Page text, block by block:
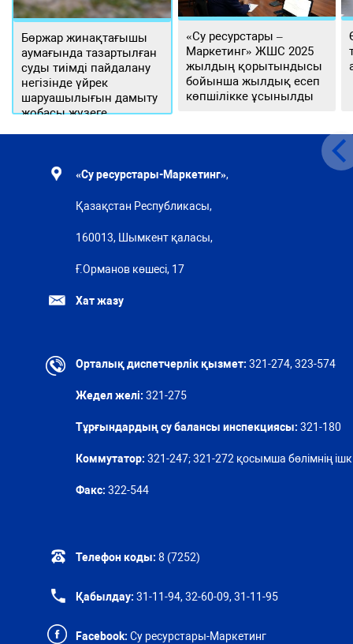
Бөржар жинақтағышы
аумағында тазартылған
суды тиімді пайдалану
негізінде үйрек
шаруашылығын дамыту
жобасы жүзеге
«Су ресурстары –
Маркетинг» ЖШС 2025
жылдың қорытындысы
бойынша жылдық есеп
көпшілікке ұсынылды
«Су ресурстары-Маркетинг»,
Қазақстан Республикасы,
160013, Шымкент қаласы,
Ғ.Орманов көшесі, 17
Хат жазу
Орталық диспетчерлік қызмет: 321-274, 323-574
Жедел желі: 321-275
Тұрғындардың су балансы инспекциясы: 321-180
Коммутатор: 321-247; 321-272 қосымша бөлімнің ішкі
Факс: 322-544
Телефон коды: 8 (7252)
Қабылдау: 31-11-94, 32-60-09, 31-11-95
Facebook: Су ресурстары-Маркетинг